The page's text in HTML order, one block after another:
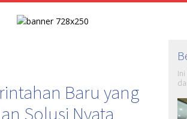
Baru yang
Solusi Nyata